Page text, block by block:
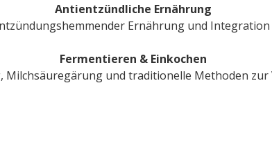
Antientzündliche Ernährung
Ernährung und Integration
Fermentieren & Einkochen
Milchsäuregärung und traditionelle Methoden